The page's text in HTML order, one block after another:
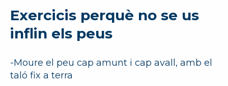
Exercicis perquè no se us
inflin els peus
-Moure el peu cap amunt i cap avall, amb el
taló fix a terra